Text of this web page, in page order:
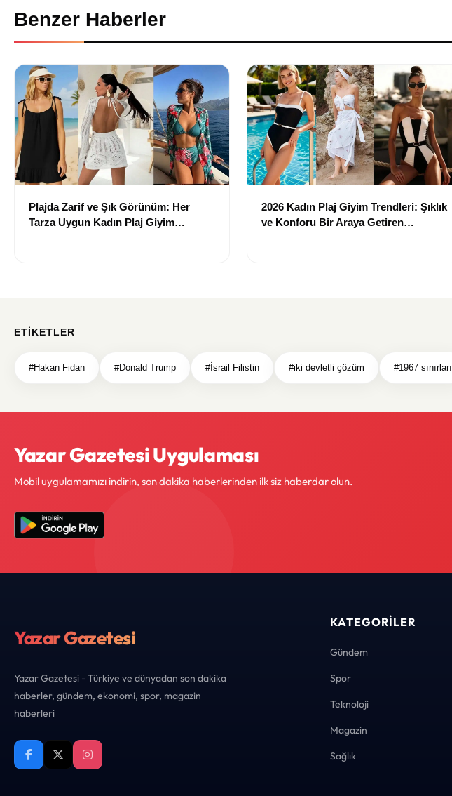
Benzer Haberler
Plajda Zarif ve Şık Görünüm: Her
Tarza Uygun Kadın Plaj Giyim
2026 Kadın Plaj Giyim Trendleri: Şıklık
ve Konforu Bir Araya Getiren
ETIKETLER
#Hakan Fidan #Donald Trump #İsrail Filistin #iki devletli çözüm #1967 sınırları
Yazar Gazetesi Uygulaması
Mobil uygulamamızı indirin, son dakika haberlerinden ilk siz haberdar olun.
Yazar Gazetesi
Yazar Gazetesi - Türkiye ve dünyadan son dakika
haberler, gündem, ekonomi, spor, magazin
haberleri
KATEGORILER
Gündem
Spor
Teknoloji
Magazin
Sağlık